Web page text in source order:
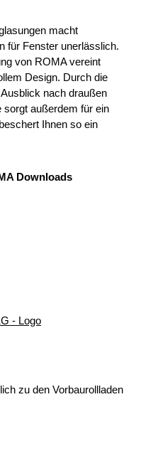
macht
für Fenster unerlässlich.
von ROMA vereint
Design. Durch die
nach draußen
sorgt außerdem für ein
Ihnen so ein
Downloads
zu den Vorbaurollladen